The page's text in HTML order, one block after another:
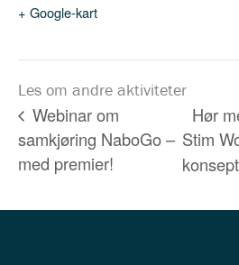
+ Google-kart
Les om andre aktiviteter
Webinar om
samkjøring NaboGo –
med premier!
Hør
Stim